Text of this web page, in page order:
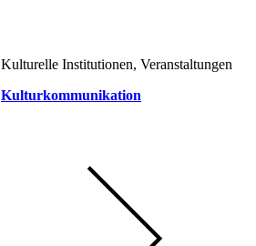
Kulturelle Institutionen, Veranstaltungen
Kulturkommunikation